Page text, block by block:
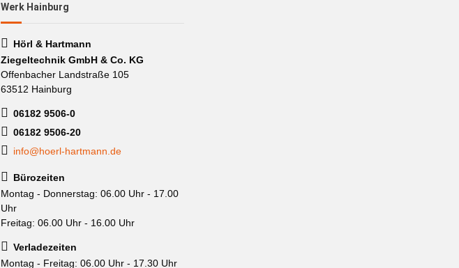
Werk Hainburg
Hörl & Hartmann
Ziegeltechnik GmbH & Co. KG
Offenbacher Landstraße 105
63512 Hainburg
06182 9506-0
06182 9506-20
info@hoerl-hartmann.de
Bürozeiten
Montag - Donnerstag: 06.00 Uhr - 17.00
Uhr
Freitag: 06.00 Uhr - 16.00 Uhr
Verladezeiten
Montag - Freitag: 06.00 Uhr - 17.30 Uhr